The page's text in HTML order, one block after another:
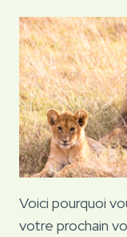
Voici pourquoi
votre prochain